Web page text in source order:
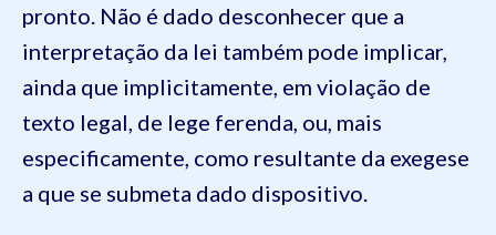
pronto. Não é dado desconhecer que a
interpretação da lei também pode implicar,
ainda que implicitamente, em violação de
texto legal, de lege ferenda, ou, mais
especificamente, como resultante da exegese
a que se submeta dado dispositivo.